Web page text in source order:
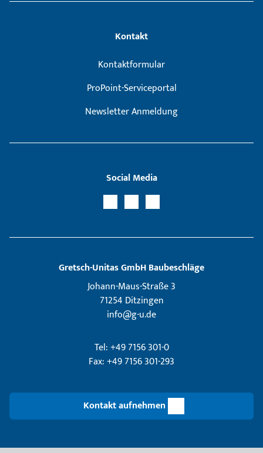
Kontakt
Kontaktformular
ProPoint-Serviceportal
Newsletter Anmeldung
Social Media
Gretsch­-Unitas GmbH Baubeschläge
Johann-Maus-Straße 3
71254 Ditzingen
info@g-u.de
Tel: +49 7156 301-0
Fax: +49 7156 301-293
Kontakt aufnehmen